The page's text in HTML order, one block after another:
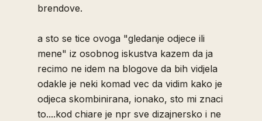
brendove.
a sto se tice ovoga "gledanje odjece ili
mene" iz osobnog iskustva kazem da ja
recimo ne idem na blogove da bih vidjela
odakle je neki komad vec da vidim kako je
odjeca skombinirana, ionako, sto mi znaci
to....kod chiare je npr sve dizajnersko i ne